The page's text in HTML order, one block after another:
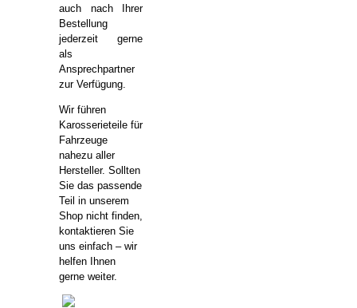
auch nach Ihrer
Bestellung
jederzeit gerne
als
Ansprechpartner
zur Verfügung.
Wir führen
Karosserieteile für
Fahrzeuge
nahezu aller
Hersteller. Sollten
Sie das passende
Teil in unserem
Shop nicht finden,
kontaktieren Sie
uns einfach – wir
helfen Ihnen
gerne weiter.